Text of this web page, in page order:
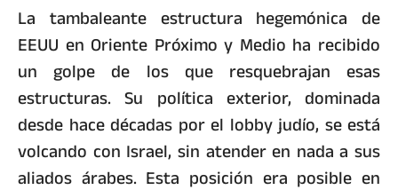
La tambaleante estructura hegemónica de
EEUU en Oriente Próximo y Medio ha recibido
un golpe de los que resquebrajan esas
estructuras. Su política exterior, dominada
desde hace décadas por el lobby judío, se está
volcando con Israel, sin atender en nada a sus
aliados árabes. Esta posición era posible en